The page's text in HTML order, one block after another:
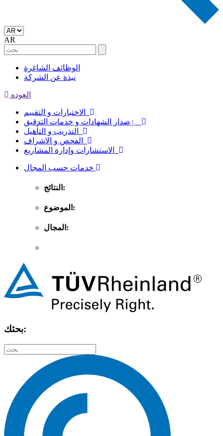
AR
الوظائف الشاغرة
نبذة عن الشركة
العوده
النتائج:
الموضوع:
المجال:
بحثك: